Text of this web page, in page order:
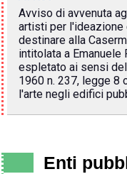
Avviso di avvenuta
artisti per l'ideazione
destinare alla
intitolata a Emanuele
espletato ai sensi
1960 n. 237, legge 8
l'arte negli edifici
Enti